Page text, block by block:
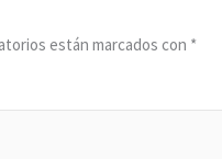
están marcados con *